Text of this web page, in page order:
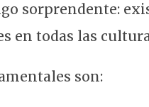
sorprendente:
en todas las
son: